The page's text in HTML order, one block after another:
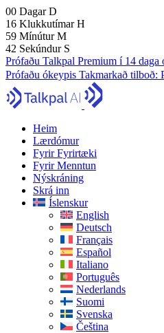
00 DagarD
16 KlukkutímarH
59 MínúturM
41 Sekúndur S
Prófaðu Talkpal Premium í 14 daga
Prófaðu ókeypis Takmarkað tilboð:
Heim
Lærdómur
Fyrir Fyrirtæki
Fyrir Menntun
Nýskráning
Skrá inn
Íslenskur
English
Deutsch
Français
Español
Italiano
Português
Nederlands
Suomi
Svenska
Čeština